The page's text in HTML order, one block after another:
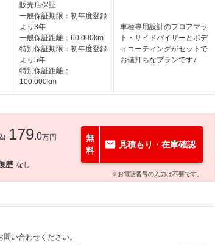
販売店保証
一般保証期限：初年度登録
より3年
一般保証距離：60,000km
特別保証期限：初年度登録
より5年
特別保証距離：
100,000km
車種専用設計のフロアマッ
ト・サイドバイザーとボデ
ィコーティングがセットで
お値打ちなプランです♪
) 179.0万円
歴 なし
無
料
見積もり・在庫確認
※お電話番号の入力は不要です。
い合わせください。